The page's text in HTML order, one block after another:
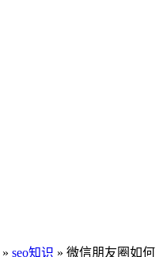
» seo知识 » 微信朋友圈如何